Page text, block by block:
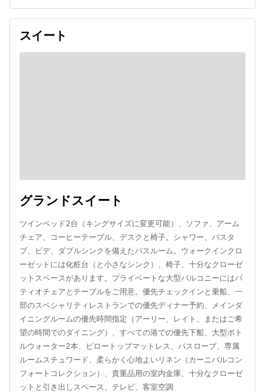
スイート
グランドスイート
ツインベッド2台（キングサイズに変更可能）、ソファ、アーム
チェア、コーヒーテーブル、デスクと椅子。シャワー、バスタ
ブ、ビデ、ダブルシンクを備えたバスルーム。ウォークインクロ
ーゼットには化粧台（と小さなシンク）、椅子、十分なクローゼ
ットスペースがあります。プライベートな大型バルコニーにはパ
ティオチェアとテーブルをご用意。優先チェックインと乗船、一
部のスペシャリティレストランでの優先ディナー予約、メインダ
イニングルームの優先時間指定（アーリー、レイト、またはご希
望の時間でのダイニング）、すべての港での優先下船、大型ボト
ルウォーター2本、ピロートップマットレス、バスローブ、専属
ルームスチュワード、柔らかく心地よいリネン（カーニバルコン
フォートコレクション）、貴重品用の室内金庫、十分なクローゼ
ットと引き出しスペース、テレビ、客室空調